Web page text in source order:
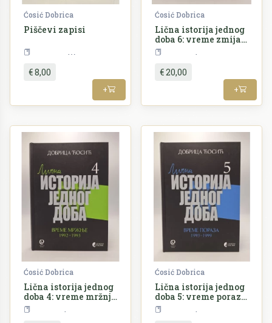
Ćosić Dobrica
Piščevi zapisi
€ 8,00
+
Ćosić Dobrica
Lična istorija jednog
doba 6: vreme zmija
1999-2000
€ 20,00
+
Ćosić Dobrica
Lična istorija jednog
doba 4: vreme mržnje
1992-1993
Ćosić Dobrica
Lična istorija jednog
doba 5: vreme poraza
1993-1999